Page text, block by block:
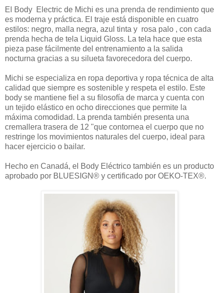
El Body Electric de Michi es una prenda de rendimiento que
es moderna y práctica. El traje está disponible en cuatro
estilos: negro, malla negra, azul tinta y rosa palo , con cada
prenda hecha de tela Liquid Gloss. La tela hace que esta
pieza pase fácilmente del entrenamiento a la salida
nocturna gracias a su silueta favorecedora del cuerpo.
Michi se especializa en ropa deportiva y ropa técnica de alta
calidad que siempre es sostenible y respeta el estilo. Este
body se mantiene fiel a su filosofía de marca y cuenta con
un tejido elástico en ocho direcciones que permite la
máxima comodidad. La prenda también presenta una
cremallera trasera de 12 "que contornea el cuerpo que no
restringe los movimientos naturales del cuerpo, ideal para
hacer ejercicio o bailar.
Hecho en Canadá, el Body Eléctrico también es un producto
aprobado por BLUESIGN® y certificado por OEKO-TEX®.